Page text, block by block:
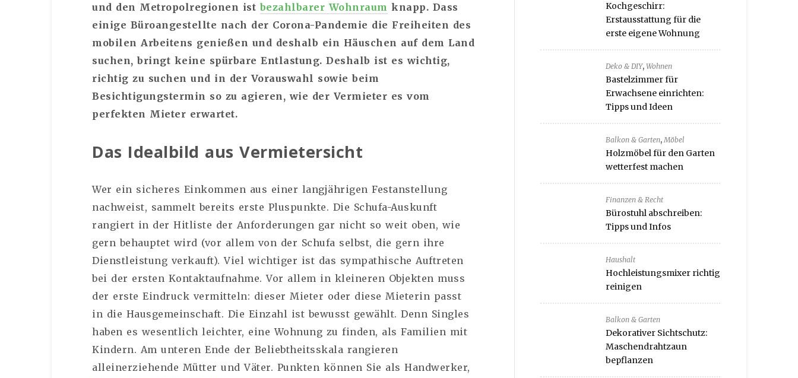
und den Metropolregionen ist bezahlbarer Wohnraum knapp. Dass
einige Büroangestellte nach der Corona-Pandemie die Freiheiten des
mobilen Arbeitens genießen und deshalb ein Häuschen auf dem Land
suchen, bringt keine spürbare Entlastung. Deshalb ist es wichtig,
richtig zu suchen und in der Vorauswahl sowie beim
Besichtigungstermin so zu agieren, wie der Vermieter es vom
perfekten Mieter erwartet.
Das Idealbild aus Vermietersicht
Wer ein sicheres Einkommen aus einer langjährigen Festanstellung
nachweist, sammelt bereits erste Pluspunkte. Die Schufa-Auskunft
rangiert in der Hitliste der Anforderungen gar nicht so weit oben, wie
gern behauptet wird (vor allem von der Schufa selbst, die gern ihre
Dienstleistung verkauft). Viel wichtiger ist das sympathische Auftreten
bei der ersten Kontaktaufnahme. Vor allem in kleineren Objekten muss
der erste Eindruck vermitteln: dieser Mieter oder diese Mieterin passt
in die Hausgemeinschaft. Die Einzahl ist bewusst gewählt. Denn Singles
haben es wesentlich leichter, eine Wohnung zu finden, als Familien mit
Kindern. Am unteren Ende der Beliebtheitsskala rangieren
alleinerziehende Mütter und Väter. Punkten können Sie als Handwerker,
Kochgeschirr:
Erstausstattung für die
erste eigene Wohnung
Deko & DIY, Wohnen
Bastelzimmer für
Erwachsene einrichten:
Tipps und Ideen
Balkon & Garten,Möbel
Holzmöbel für den Garten
wetterfest machen
Finanzen & Recht
Bürostuhl abschreiben:
Tipps und Infos
Haushalt
Hochleistungsmixer richtig
reinigen
Balkon & Garten
Dekorativer Sichtschutz:
Maschendrahtzaun
bepflanzen